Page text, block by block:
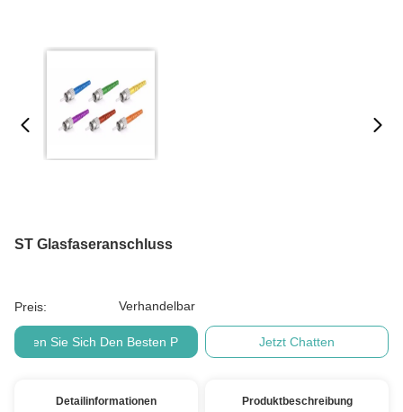
ST Glasfaseranschluss
Preis: Verhandelbar
Holen Sie Sich Den Besten Preis Jetzt Chatten
Detailinformationen Produktbeschreibung